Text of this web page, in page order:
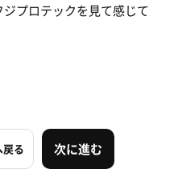
プロテックを見て感じて
る 次に進む